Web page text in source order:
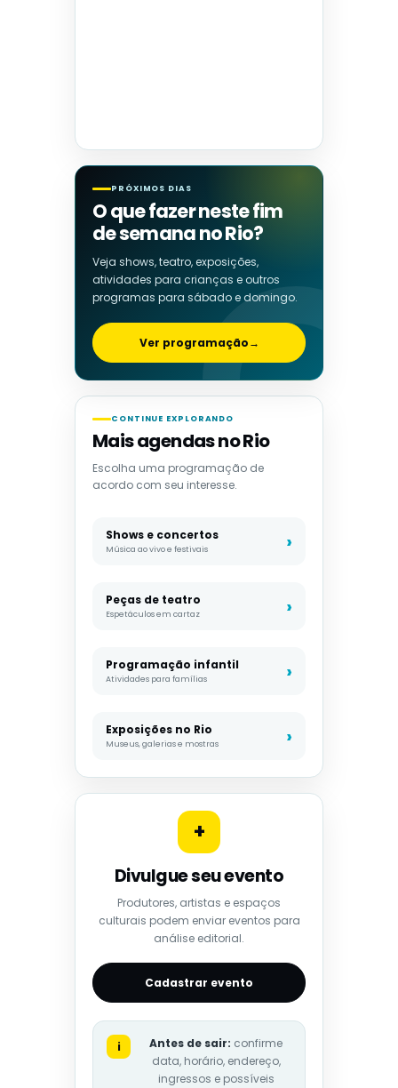
PRÓXIMOS DIAS
O que fazer neste fim
de semana no Rio?
Veja shows, teatro, exposições,
atividades para crianças e outros
programas para sábado e domingo.
Ver programação→
CONTINUE EXPLORANDO
Mais agendas no Rio
Escolha uma programação de
acordo com seu interesse.
Shows e concertos
Música ao vivo e festivais
Peças de teatro
Espetáculos em cartaz
Programação infantil
Atividades para famílias
Exposições no Rio
Museus, galerias e mostras
+
Divulgue seu evento
Produtores, artistas e espaços
culturais podem enviar eventos para
análise editorial.
Cadastrar evento
i Antes de sair: confirme
data, horário, endereço,
ingressos e possíveis